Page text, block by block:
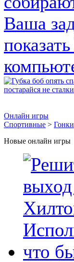
Онлайн игры
Спортивные > Гонки
Новые онлайн игры